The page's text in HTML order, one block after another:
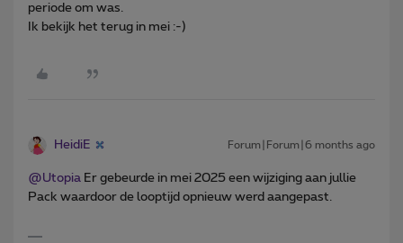
periode om was.
Ik bekijk het terug in mei :-)
HeidiE Forum|Forum|6 months ago
@Utopia Er gebeurde in mei 2025 een wijziging aan jullie
Pack waardoor de looptijd opnieuw werd aangepast.